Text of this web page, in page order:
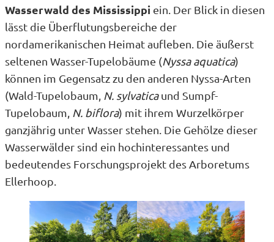
Wasserwald des Mississippi ein. Der Blick in diesen
lässt die Überflutungsbereiche der
nordamerikanischen Heimat aufleben. Die äußerst
seltenen Wasser-Tupelobäume (Nyssa aquatica)
können im Gegensatz zu den anderen Nyssa-Arten
(Wald-Tupelobaum, N. sylvaticaund Sumpf-
Tupelobaum, N. biflora) mit ihrem Wurzelkörper
ganzjährig unter Wasser stehen. Die Gehölze dieser
Wasserwälder sind ein hochinteressantes und
bedeutendes Forschungsprojekt des Arboretums
Ellerhoop.